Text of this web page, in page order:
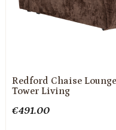
Redford Chaise
Tower Living
€491.00